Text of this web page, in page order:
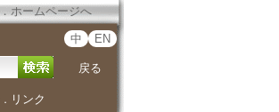
． ホームページへ
中 EN
戻る
． リンク